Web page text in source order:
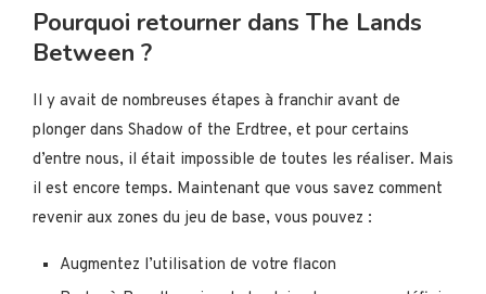
Pourquoi retourner dans The Lands
Between ?
Il y avait de nombreuses étapes à franchir avant de
plonger dans Shadow of the Erdtree, et pour certains
d’entre nous, il était impossible de toutes les réaliser. Mais
il est encore temps. Maintenant que vous savez comment
revenir aux zones du jeu de base, vous pouvez :
Augmentez l’utilisation de votre flacon